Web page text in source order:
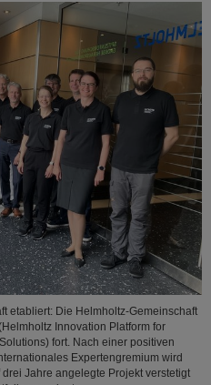
etabliert: Die Helmholtz-Gemeinschaft
Innovation Platform for
fort. Nach einer positiven
Expertengremium wird
Jahre angelegte Projekt verstetigt